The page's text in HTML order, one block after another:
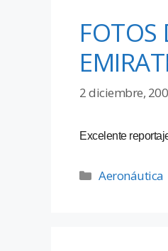
FOTOS
2 diciembre,
Excelente
Aeronáutica